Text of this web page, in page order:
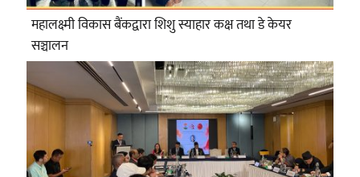
महालक्ष्मी विकास बैंकद्वारा शिशु स्याहार कक्ष तथा डे केयर
सञ्चालन